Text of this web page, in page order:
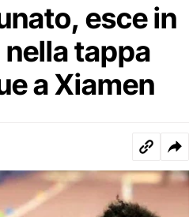
esce in
tappa
a Xiamen